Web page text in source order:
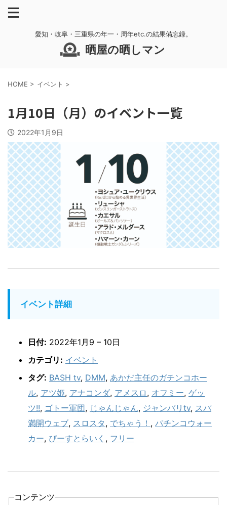
愛知・岐阜・三重県の年一・周年etc.の結果備忘録。
晒屋の晒しマン
HOME > イベント >
1月10日（月）のイベント一覧
2022年1月9日
イベント詳細
日付: 2022年1月9 – 10日
カテゴリ: イベント
タグ: BASH tv, DMM, あかだ主任のガチンコホー
ル, アツ姫, アナコンダ, アメスロ , オフミー, ゲッ
ツ!!, ゴトー軍団, じゃんじゃん, ジャンバリtv, スパ
満開ウェブ, スロスタ , でちゃう！ , パチンコウォー
カー, ぴーすとらいく , フリー
コンテンツ